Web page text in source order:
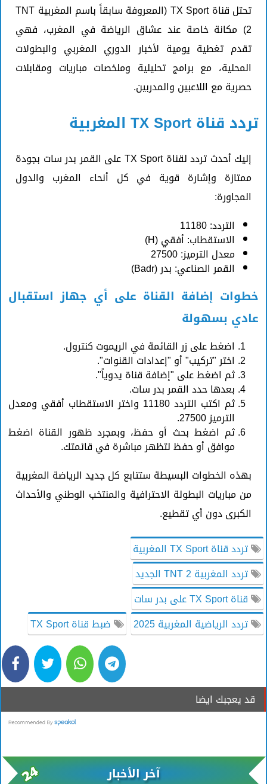
تحتل قناة TX Sport (المعروفة سابقاً باسم المغربية TNT
2) مكانة خاصة عند عشاق الرياضة في المغرب، فهي
تقدم تغطية يومية لأخبار الدوري المغربي والبطولات
المحلية، مع برامج تحليلية وملخصات مباريات ومقابلات
حصرية مع اللاعبين والمدربين.
تردد قناة TX Sport المغربية
إليك أحدث تردد لقناة TX Sport على القمر بدر سات بجودة
ممتازة وإشارة قوية في كل أنحاء المغرب والدول
المجاورة:
التردد: 11180
الاستقطاب: أفقي (H)
معدل الترميز: 27500
القمر الصناعي: بدر (Badr)
خطوات إضافة القناة على أي جهاز استقبال
عادي بسهولة
اضغط على زر القائمة في الريموت كنترول.
اختر "تركيب" أو "إعدادات القنوات".
ثم اضغط على "إضافة قناة يدوياً".
بعدها حدد القمر بدر سات.
ثم اكتب التردد 11180 واختر الاستقطاب أفقي ومعدل
الترميز 27500.
ثم اضغط بحث أو حفظ، وبمجرد ظهور القناة اضغط
موافق أو حفظ لتظهر مباشرة في قائمتك.
بهذه الخطوات البسيطة ستتابع كل جديد الرياضة المغربية
من مباريات البطولة الاحترافية والمنتخب الوطني والأحداث
الكبرى دون أي تقطيع.
تردد قناة TX Sport المغربية
تردد المغربية TNT 2 الجديد
قناة TX Sport على بدر سات
تردد الرياضية المغربية 2025
ضبط قناة TX Sport
قد يعجبك ايضا
آخر الأخبار